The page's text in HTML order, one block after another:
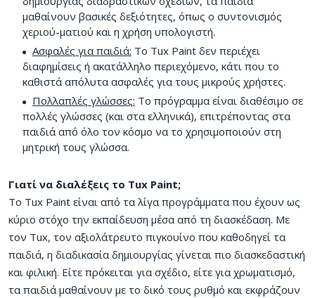
μαθαίνουν βασικές δεξιότητες, όπως ο συντονισμός
χεριού-ματιού και η χρήση υπολογιστή.
Ασφαλές για παιδιά: Το Tux Paint δεν περιέχει
διαφημίσεις ή ακατάλληλο περιεχόμενο, κάτι που το
καθιστά απόλυτα ασφαλές για τους μικρούς χρήστες.
Πολλαπλές γλώσσες: Το πρόγραμμα είναι διαθέσιμο σε
πολλές γλώσσες (και στα ελληνικά), επιτρέποντας στα
παιδιά από όλο τον κόσμο να το χρησιμοποιούν στη
μητρική τους γλώσσα.
Γιατί να διαλέξεις το Tux Paint;
Το Tux Paint είναι από τα λίγα προγράμματα που έχουν ως
κύριο στόχο την εκπαίδευση μέσα από τη διασκέδαση. Με
τον Tux, τον αξιολάτρευτο πιγκουίνο που καθοδηγεί τα
παιδιά, η διαδικασία δημιουργίας γίνεται πιο διασκεδαστική
και φιλική. Είτε πρόκειται για σχέδιο, είτε για χρωματισμό,
τα παιδιά μαθαίνουν με το δικό τους ρυθμό και εκφράζουν